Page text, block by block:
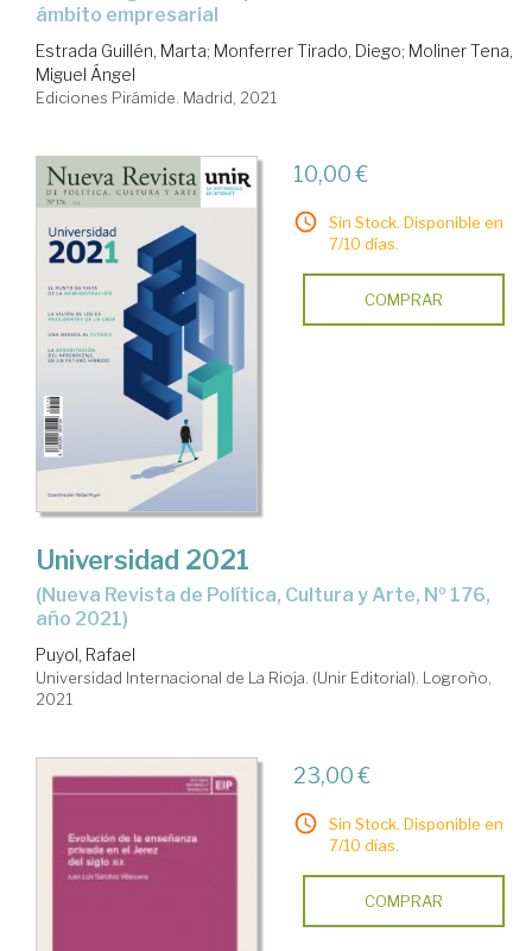
ámbito empresarial
Estrada Guillén, Marta; Monferrer Tirado, Diego; Moliner Tena,
Miguel Ángel
Ediciones Pirámide. Madrid, 2021
10,00 €
Sin Stock. Disponible en
7/10 días.
COMPRAR
Universidad 2021
(Nueva Revista de Política, Cultura y Arte, Nº 176,
año 2021)
Puyol, Rafael
Universidad Internacional de La Rioja. (Unir Editorial). Logroño,
2021
23,00 €
Sin Stock. Disponible en
7/10 días.
COMPRAR